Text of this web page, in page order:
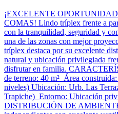
¡EXCELENTE
COMAS! Lindo tríplex frente a
con la tranquilidad, seguridad y
una de las zonas con mejor
tríplex destaca por su excelente
natural y ubicación privilegiada
disfrutar en familia.
de terreno: 40 m² Área
niveles) Ubicación: Urb. Las
Trapiche) Entorno: Ubicación
DISTRIBUCIÓN DE